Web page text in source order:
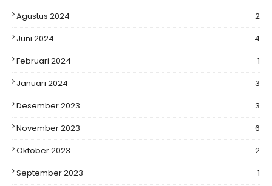
Agustus 2024
2
Juni 2024
4
Februari 2024
1
Januari 2024
3
Desember 2023
3
November 2023
6
Oktober 2023
2
September 2023
1